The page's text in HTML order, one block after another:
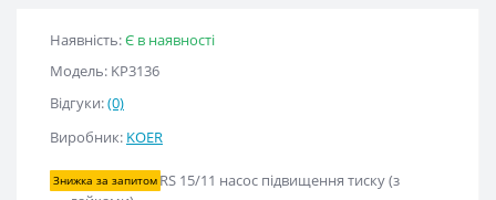
Наявність:Є в наявності
Модель: KP3136
Відгуки:(0)
Виробник: KOER
Знижка за запитом